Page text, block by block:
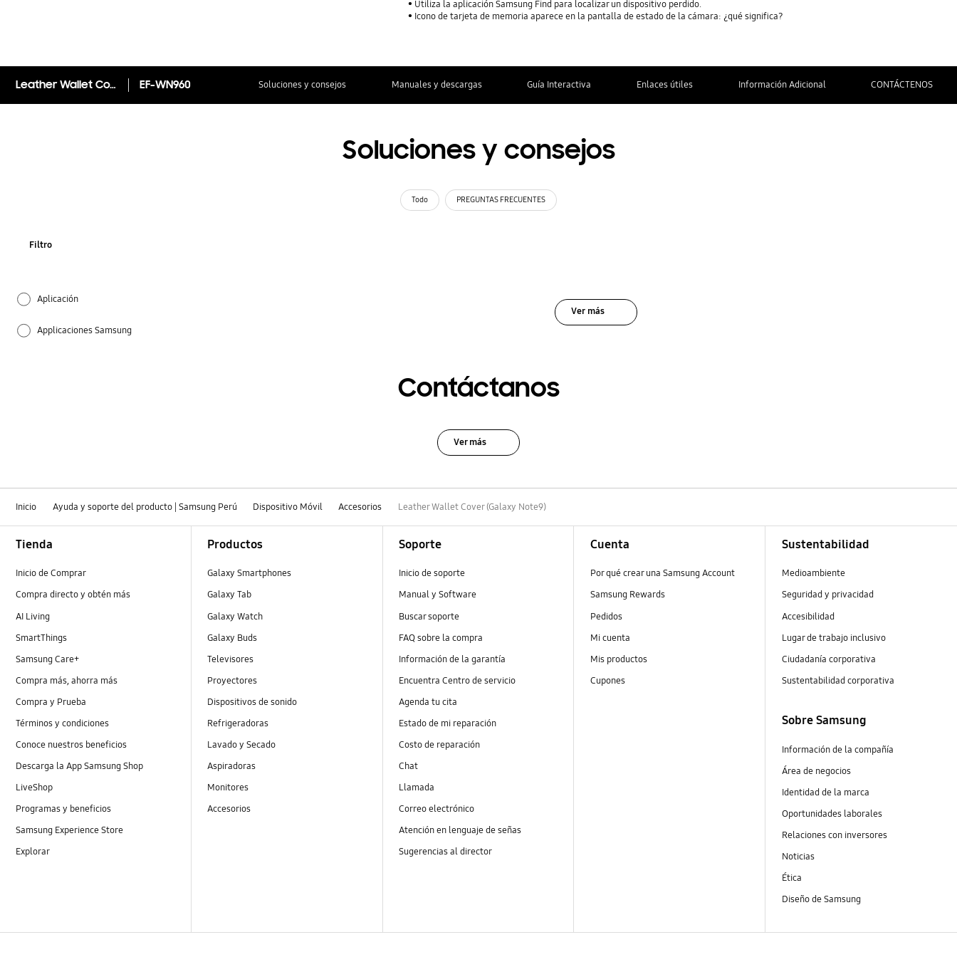
Utiliza la aplicación Samsung Find para localizar un dispositivo perdido.
Icono de tarjeta de memoria aparece en la pantalla de estado de la cámara: ¿qué significa?
Leather Wallet Cover (Galaxy Note9) EF-WN960 Soluciones y consejos Manuales y descargas Guía Interactiva Enlaces útiles Información Adicional CONTÁCTENOS
Soluciones y consejos
Todo PREGUNTAS FRECUENTES
Filtro
Aplicación
Applicaciones Samsung
Hardware
Ver más
Contáctanos
Ver más
Inicio Ayuda y soporte del producto | Samsung Perú Dispositivo Móvil Accesorios Leather Wallet Cover (Galaxy Note9)
Tienda
Inicio de Comprar
Compra directo y obtén más
AI Living
SmartThings
Samsung Care+
Compra más, ahorra más
Compra y Prueba
Términos y condiciones
Conoce nuestros beneficios
Descarga la App Samsung Shop
LiveShop
Programas y beneficios
Samsung Experience Store
Explorar
Productos
Galaxy Smartphones
Galaxy Tab
Galaxy Watch
Galaxy Buds
Televisores
Proyectores
Dispositivos de sonido
Refrigeradoras
Lavado y Secado
Aspiradoras
Monitores
Accesorios
Soporte
Inicio de soporte
Manual y Software
Buscar soporte
FAQ sobre la compra
Información de la garantía
Encuentra Centro de servicio
Agenda tu cita
Estado de mi reparación
Costo de reparación
Chat
Llamada
Correo electrónico
Atención en lenguaje de señas
Sugerencias al director
Cuenta
Por qué crear una Samsung Account
Samsung Rewards
Pedidos
Mi cuenta
Mis productos
Cupones
Sustentabilidad
Medioambiente
Seguridad y privacidad
Accesibilidad
Lugar de trabajo inclusivo
Ciudadanía corporativa
Sustentabilidad corporativa
Sobre Samsung
Información de la compañía
Área de negocios
Identidad de la marca
Oportunidades laborales
Relaciones con inversores
Noticias
Ética
Diseño de Samsung